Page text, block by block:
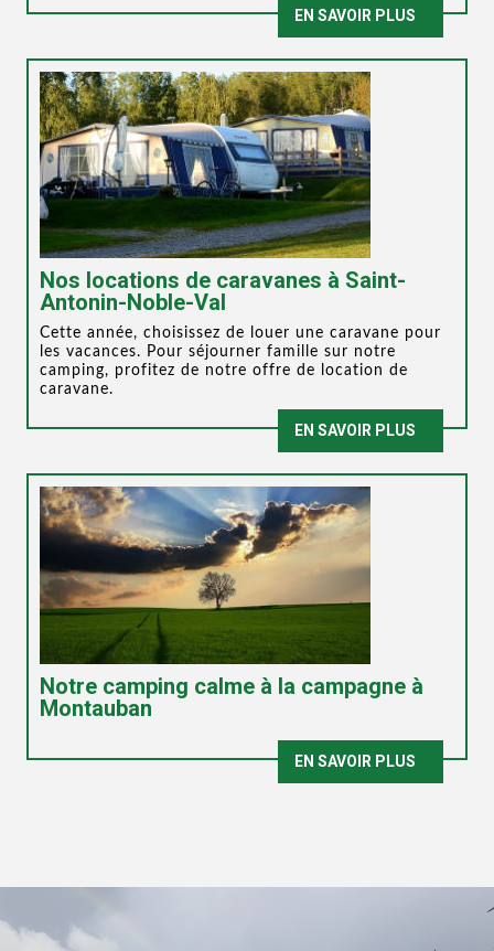
EN SAVOIR PLUS
Nos locations de caravanes à Saint-
Antonin-Noble-Val
Cette année, choisissez de louer une caravane pour
les vacances. Pour séjourner famille sur notre
camping, profitez de notre offre de location de
caravane.
EN SAVOIR PLUS
Notre camping calme à la campagne à
Montauban
EN SAVOIR PLUS